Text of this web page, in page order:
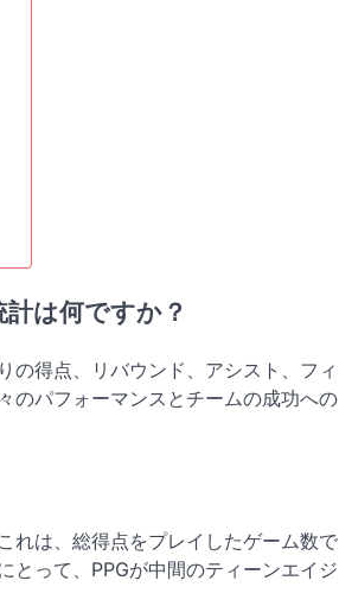
は何ですか？
の得点、リバウンド、アシスト、フィ
のパフォーマンスとチームの成功への
れは、総得点をプレイしたゲーム数で
とって、PPGが中間のティーンエイジ